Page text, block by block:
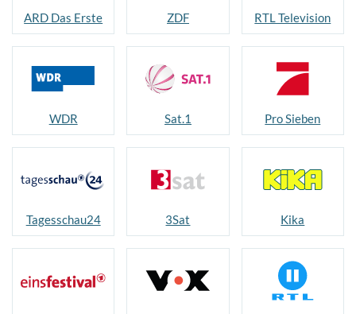
ARD Das Erste ZDF RTL Television
WDR Sat.1 Pro Sieben
Tagesschau24 3Sat Kika